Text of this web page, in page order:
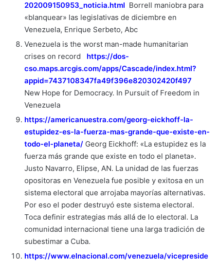
202009150953_noticia.html Borrell maniobra para
«blanquear» las legislativas de diciembre en
Venezuela, Enrique Serbeto, Abc
Venezuela is the worst man-made humanitarian
crises on record https://dos-
cso.maps.arcgis.com/apps/Cascade/index.html?
appid=7437108347fa49f396e820302420f497
New Hope for Democracy. In Pursuit of Freedom in
Venezuela
https://americanuestra.com/georg-eickhoff-la-
estupidez-es-la-fuerza-mas-grande-que-existe-en-
todo-el-planeta/ Georg Eickhoff: «La estupidez es la
fuerza más grande que existe en todo el planeta».
Justo Navarro, Elipse, AN. La unidad de las fuerzas
opositoras en Venezuela fue posible y exitosa en un
sistema electoral que arrojaba mayorías alternativas.
Por eso el poder destruyó este sistema electoral.
Toca definir estrategias más allá de lo electoral. La
comunidad internacional tiene una larga tradición de
subestimar a Cuba.
https://www.elnacional.com/venezuela/vicepreside